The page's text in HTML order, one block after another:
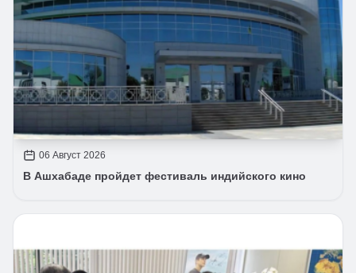
06 Август 2026
В Ашхабаде пройдет фестиваль индийского кино